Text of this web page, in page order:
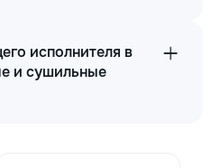
исполнителя в
и сушильные